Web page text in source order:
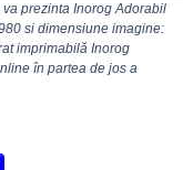
prezinta Inorog Adorabil
si dimensiune imagine:
imprimabilă Inorog
în partea de jos a